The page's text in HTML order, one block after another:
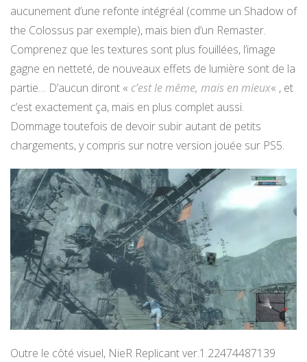
aucunement d’une refonte intégréal (comme un Shadow of
the Colossus par exemple), mais bien d’un Remaster.
Comprenez que les textures sont plus fouillées, l’image
gagne en netteté, de nouveaux effets de lumière sont de la
partie… D’aucun diront « c’est le même, mais en mieux« , et
c’est exactement ça, mais en plus complet aussi.
Dommage toutefois de devoir subir autant de petits
chargements, y compris sur notre version jouée sur PS5.
Outre le côté visuel, NieR Replicant ver.1.22474487139